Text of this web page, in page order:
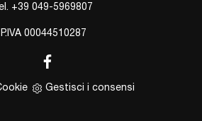
+39 049-5969807
P.IVA 00044510287
Gestisci i consensi